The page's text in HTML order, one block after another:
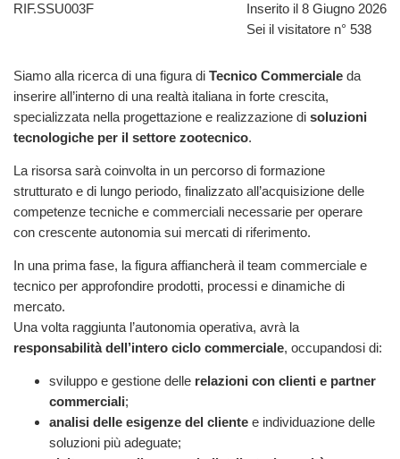
RIF.SSU003F
Inserito il 8 Giugno 2026
Sei il visitatore n° 538
Siamo alla ricerca di una figura di Tecnico Commerciale da
inserire all’interno di una realtà italiana in forte crescita,
specializzata nella progettazione e realizzazione di soluzioni
tecnologiche per il settore zootecnico.
La risorsa sarà coinvolta in un percorso di formazione
strutturato e di lungo periodo, finalizzato all’acquisizione delle
competenze tecniche e commerciali necessarie per operare
con crescente autonomia sui mercati di riferimento.
In una prima fase, la figura affiancherà il team commerciale e
tecnico per approfondire prodotti, processi e dinamiche di
mercato.
Una volta raggiunta l’autonomia operativa, avrà la
responsabilità dell’intero ciclo commerciale, occupandosi di:
sviluppo e gestione delle relazioni con clienti e partner
commerciali;
analisi delle esigenze del cliente e individuazione delle
soluzioni più adeguate;